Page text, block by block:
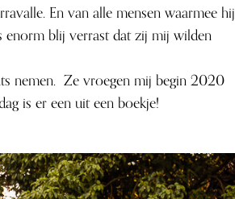
En van alle mensen waarmee hij
enorm blij verrast dat zij mij wilden
nemen. Ze vroegen mij begin 2020
is er een uit een boekje!